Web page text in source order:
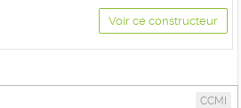
Voir ce constructeur
CCMI